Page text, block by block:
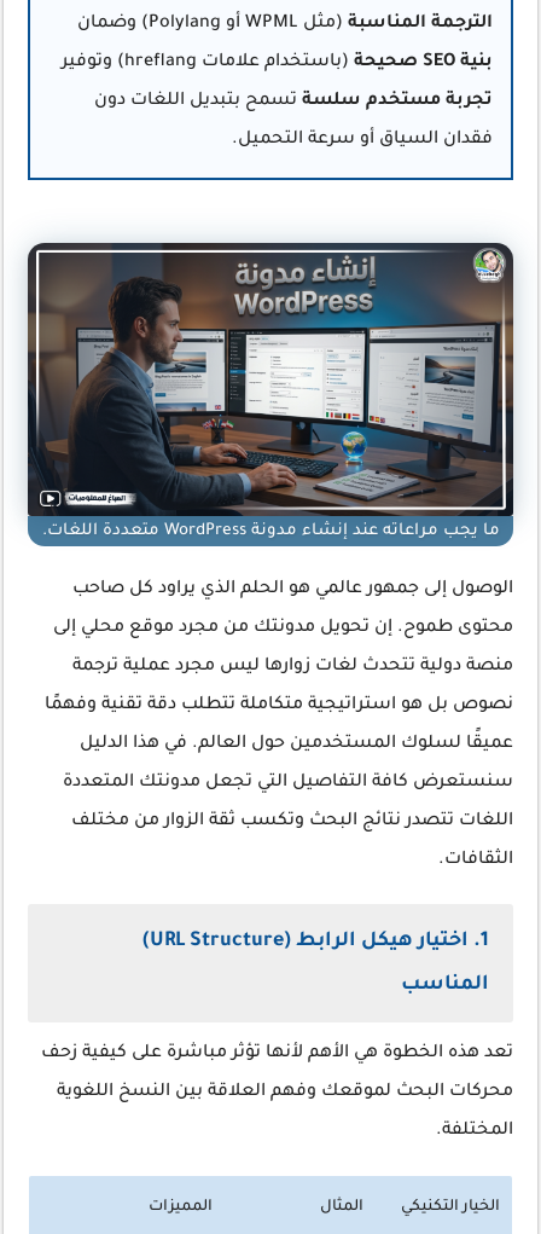
الترجمة المناسبة (مثل WPML أو Polylang) وضمان
بنية SEO صحيحة
(باستخدام علامات hreflang) وتوفير
تجربة مستخدم سلسة تسمح بتبديل اللغات دون
فقدان السياق أو سرعة التحميل.
ما يجب مراعاته عند إنشاء مدونة WordPress متعددة اللغات.
الوصول إلى جمهور عالمي هو الحلم الذي يراود كل صاحب
محتوى طموح. إن تحويل مدونتك من مجرد موقع محلي إلى
منصة دولية تتحدث لغات زوارها ليس مجرد عملية ترجمة
نصوص بل هو استراتيجية متكاملة تتطلب دقة تقنية وفهمًا
عميقًا لسلوك المستخدمين حول العالم. في هذا الدليل
سنستعرض كافة التفاصيل التي تجعل مدونتك المتعددة
اللغات تتصدر نتائج البحث وتكسب ثقة الزوار من مختلف
الثقافات.
1. اختيار هيكل الرابط (URL Structure)
المناسب
تعد هذه الخطوة هي الأهم لأنها تؤثر مباشرة على كيفية زحف
محركات البحث لموقعك وفهم العلاقة بين النسخ اللغوية
المختلفة.
الخيار التكنيكي المثال المميزات